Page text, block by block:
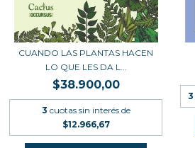
CUANDO LAS PLANTAS HACEN
LO QUE LES DA L...
$38.900,00
3 cuotas sin interés de
$12.966,67
3